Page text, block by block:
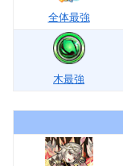
全体最強
木最強